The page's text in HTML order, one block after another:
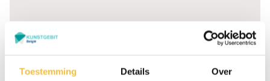
Toestemming Details Over
Dr Struyckenplein 67 -
Ma t/m vr: 09:00 -